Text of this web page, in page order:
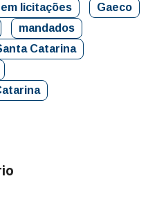
licitações
Gaeco
mandados
Catarina